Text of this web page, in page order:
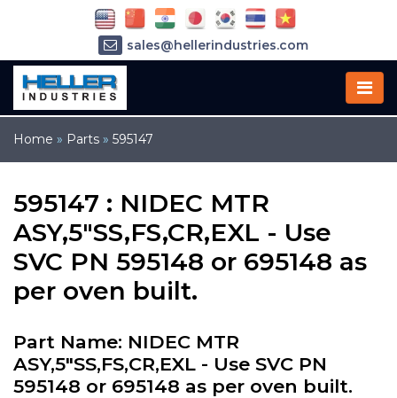
Home » Parts » 595147
595147 : NIDEC MTR
ASY,5"SS,FS,CR,EXL - Use
SVC PN 595148 or 695148 as
per oven built.
Part Name: NIDEC MTR
ASY,5"SS,FS,CR,EXL - Use SVC PN
595148 or 695148 as per oven built.
sales@hellerindustries.com
service@hellerindustries.com